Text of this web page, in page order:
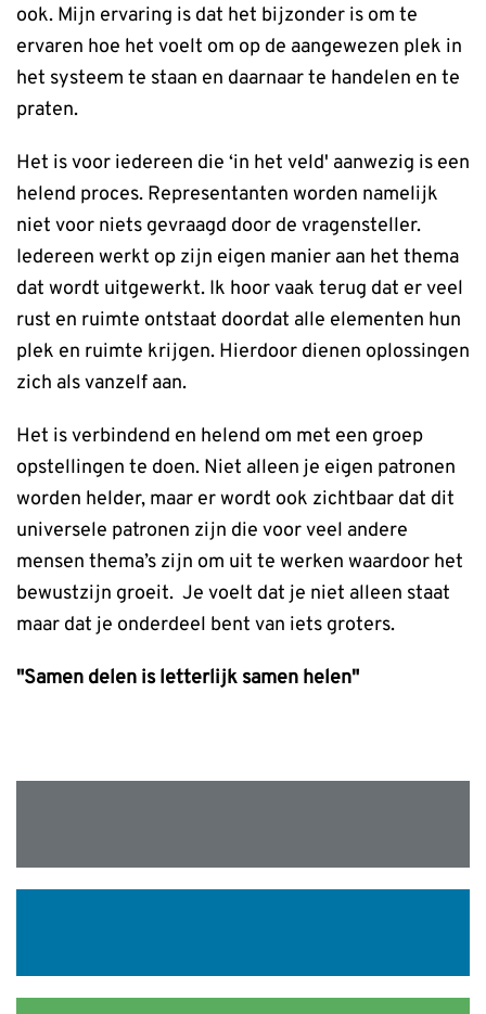
ook. Mijn ervaring is dat het bijzonder is om te
ervaren hoe het voelt om op de aangewezen plek in
het systeem te staan en daarnaar te handelen en te
praten.
Het is voor iedereen die ‘in het veld' aanwezig is een
helend proces. Representanten worden namelijk
niet voor niets gevraagd door de vragensteller.
Iedereen werkt op zijn eigen manier aan het thema
dat wordt uitgewerkt. Ik hoor vaak terug dat er veel
rust en ruimte ontstaat doordat alle elementen hun
plek en ruimte krijgen. Hierdoor dienen oplossingen
zich als vanzelf aan.
Het is verbindend en helend om met een groep
opstellingen te doen. Niet alleen je eigen patronen
worden helder, maar er wordt ook zichtbaar dat dit
universele patronen zijn die voor veel andere
mensen thema’s zijn om uit te werken waardoor het
bewustzijn groeit. Je voelt dat je niet alleen staat
maar dat je onderdeel bent van iets groters.
"Samen delen is letterlijk samen helen"